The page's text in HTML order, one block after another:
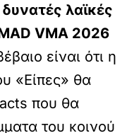
δυνατές λαϊκές
VMA 2026
είναι ότι η
«Είπες» θα
που θα
του κοινού